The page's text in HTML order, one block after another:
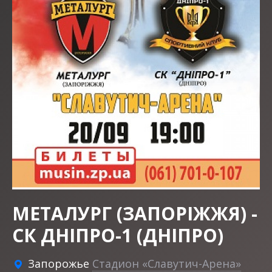
МЕТАЛУРГ (ЗАПОРІЖЖЯ) -
СК ДНІПРО-1 (ДНІПРО)
Запорожье Стадион «Славутич-Арена»